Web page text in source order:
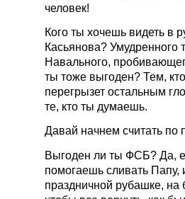
человек!
Кого ты хочешь видеть в
Касьянова?
Навального,
ты тоже выгоден? Тем,
перегрызет остальным
те, кто ты думаешь.
Давай начнем считать по
Выгоден ли ты ФСБ? Да,
помогаешь сливать
праздничной рубашке, на